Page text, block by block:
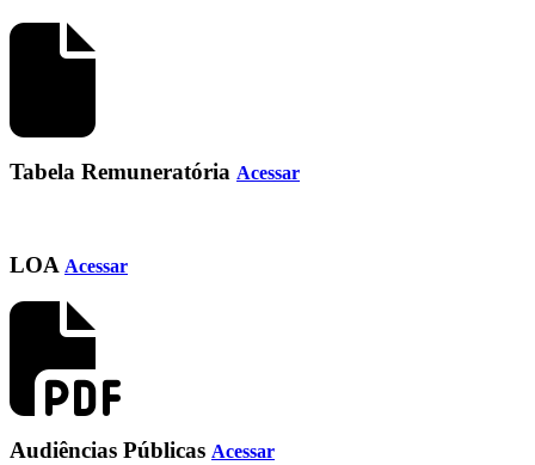
Tabela Remuneratória Acessar
LOA Acessar
Audiências Públicas Acessar